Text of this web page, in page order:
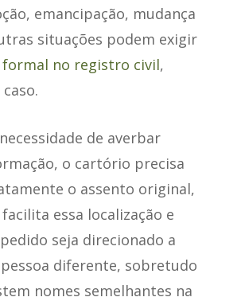
emancipação, mudança
situações podem exigir
formal no registro civil,
de averbar
o cartório precisa
o assento original,
essa localização e
seja direcionado a
diferente, sobretudo
nomes semelhantes na